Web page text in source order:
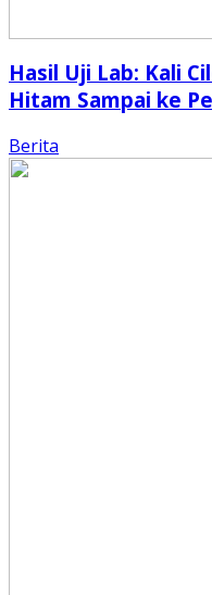
Hasil Uji Lab: Kali
Hitam Sampai ke
Berita